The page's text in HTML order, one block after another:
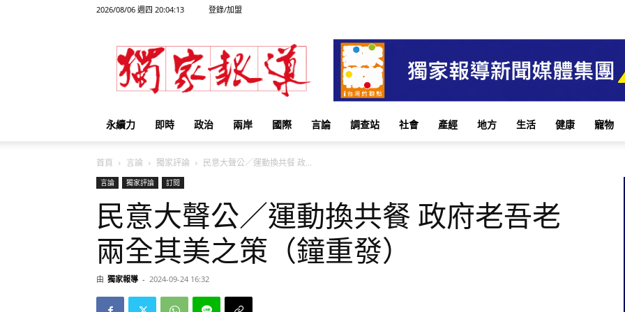
2026/08/06 週四 20:04:13 登錄/加盟
獨
家
報
永續力 即時 政治 兩岸 國際 言論 調查站 社會 產經 地方 生活 健康 寵物
首頁 言論 獨家評論 民意大聲公／運動換共餐 政...
言論 獨家評論 訂閱
民意大聲公／運動換共餐 政府老吾老
兩全其美之策（鐘重發）
由 獨家報導 - 2024-09-24 16:32